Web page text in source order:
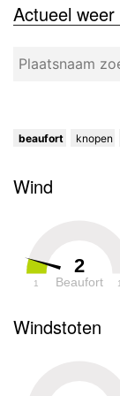
Actueel
beaufort knopen
Wind
2
Beaufort
1
Windstoten